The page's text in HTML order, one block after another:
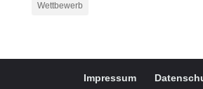
Wettbewerb
Impressum